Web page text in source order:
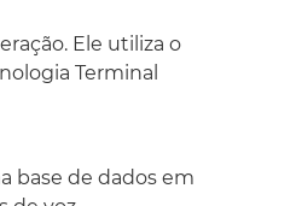
de
de alarmes,
Ele utiliza o
Terminal
base de dados em